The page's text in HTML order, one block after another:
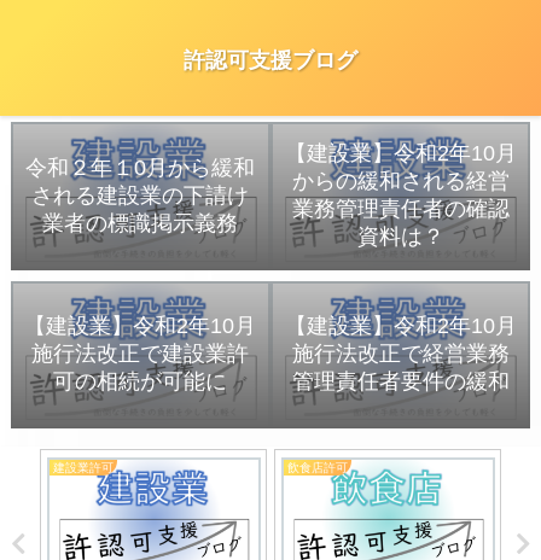
許認可支援ブログ
令和２年１0月から緩和
される建設業の下請け
業者の標識掲示義務
【建設業】令和2年10月
からの緩和される経営
業務管理責任者の確認
資料は？
【建設業】令和2年10月
施行法改正で建設業許
可の相続が可能に
【建設業】令和2年10月
施行法改正で経営業務
管理責任者要件の緩和
建設業許可 飲食店許可